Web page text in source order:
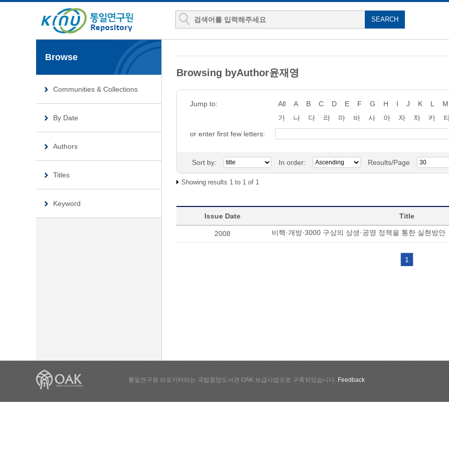
Browse
Communities & Collections
By Date
Authors
Titles
Keyword
Browsing byAuthor윤재영
Jump to: All A B C D E F G H I J K L M
가
나 다 라 마 바 사 아 자 차 카
or enter first few letters:
Sort by: In order: Results/Page
Showing results 1 to 1 of 1
Issue Date Title
2008 비핵·개방·3000 구상의 상생·공영 정책을 통한 실현방안
1
통일연구원 리포지터리는 국립중앙도서관 OAK 보급사업으로 구축되었습니다. Feedback